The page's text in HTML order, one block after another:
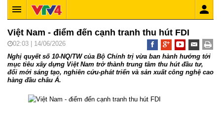
Việt Nam - điểm đến cạnh tranh thu hút FDI
02:03 | 14/06/2026
Nghị quyết số 10-NQ/TW của Bộ Chính trị vừa ban hành hướng tới
mục tiêu xây dựng Việt Nam trở thành trung tâm thu hút đầu tư,
đổi mới sáng tạo, nghiên cứu-phát triển và sản xuất công nghệ cao
hàng đầu châu Á.